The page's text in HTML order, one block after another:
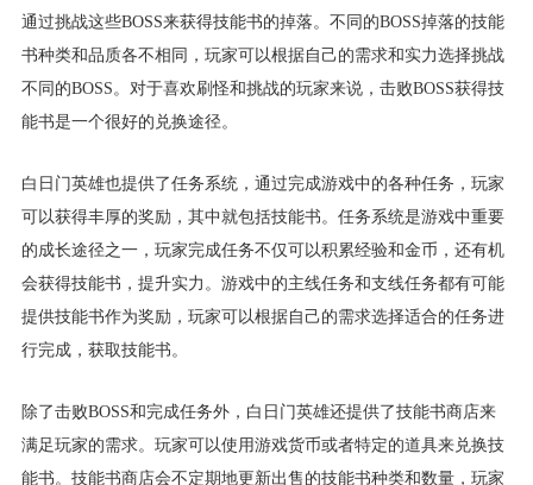
通过挑战这些BOSS来获得技能书的掉落。不同的BOSS掉落的技能
书种类和品质各不相同，玩家可以根据自己的需求和实力选择挑战
不同的BOSS。对于喜欢刷怪和挑战的玩家来说，击败BOSS获得技
能书是一个很好的兑换途径。
白日门英雄也提供了任务系统，通过完成游戏中的各种任务，玩家
可以获得丰厚的奖励，其中就包括技能书。任务系统是游戏中重要
的成长途径之一，玩家完成任务不仅可以积累经验和金币，还有机
会获得技能书，提升实力。游戏中的主线任务和支线任务都有可能
提供技能书作为奖励，玩家可以根据自己的需求选择适合的任务进
行完成，获取技能书。
除了击败BOSS和完成任务外，白日门英雄还提供了技能书商店来
满足玩家的需求。玩家可以使用游戏货币或者特定的道具来兑换技
能书。技能书商店会不定期地更新出售的技能书种类和数量，玩家